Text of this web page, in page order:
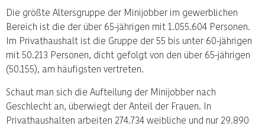
Die größte Altersgruppe der Minijobber im gewerblichen
Bereich ist die der über 65-jährigen mit 1.055.604 Personen.
Im Privathaushalt ist die Gruppe der 55 bis unter 60-jährigen
mit 50.213 Personen, dicht gefolgt von den über 65-jährigen
(50.155), am häufigsten vertreten.
Schaut man sich die Aufteilung der Minijobber nach
Geschlecht an, überwiegt der Anteil der Frauen. In
Privathaushalten arbeiten 274.734 weibliche und nur 29.890